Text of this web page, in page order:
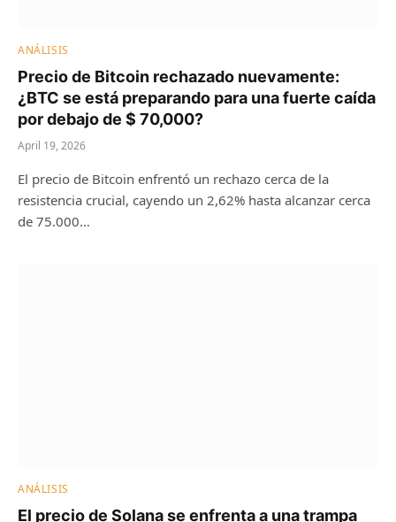
ANÁLISIS
Precio de Bitcoin rechazado nuevamente:
¿BTC se está preparando para una fuerte caída
por debajo de $ 70,000?
April 19, 2026
El precio de Bitcoin enfrentó un rechazo cerca de la
resistencia crucial, cayendo un 2,62% hasta alcanzar cerca
de 75.000…
ANÁLISIS
El precio de Solana se enfrenta a una trampa